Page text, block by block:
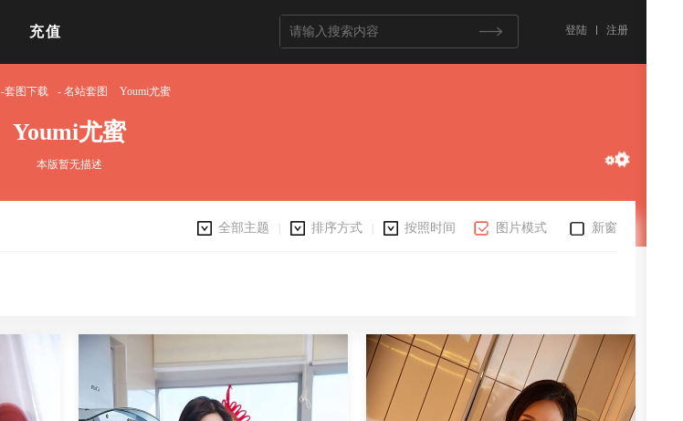
充值 登陆 注册
-套图下载 - 名站套图 Youmi尤蜜
Youmi尤蜜
本版暂无描述
新窗
图片模式
全部主题 排序方式 按照时间